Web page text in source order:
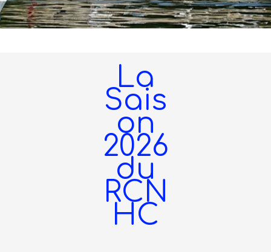
La
Sais
on
2026
du
RCN
HC